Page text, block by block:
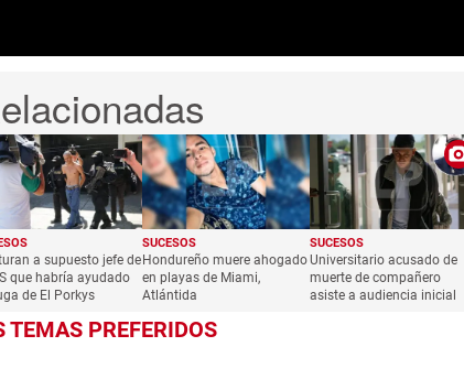
a supuesto jefe de
que habría ayudado
de El Porkys
SUCESOS
Hondureño muere ahogado
en playas de Miami,
Atlántida
SUCESOS
Universitario acusado de
muerte de compañero
asiste a audiencia inicial
TEMAS PREFERIDOS